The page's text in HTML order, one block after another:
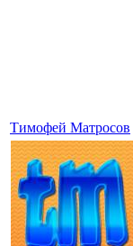
Тимофей Матросов